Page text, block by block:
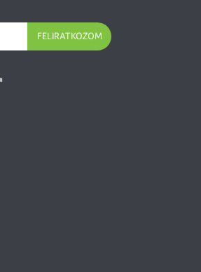
FELIRATKOZOM